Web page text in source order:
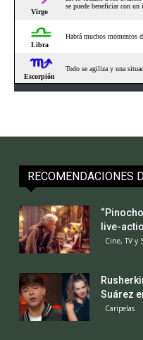
RECOMENDACIONES
live-
Cine, TV y
Suárez
Caripelas